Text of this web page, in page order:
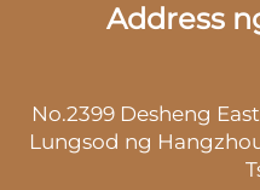
Address
No.2399 Desheng
Lungsod ng